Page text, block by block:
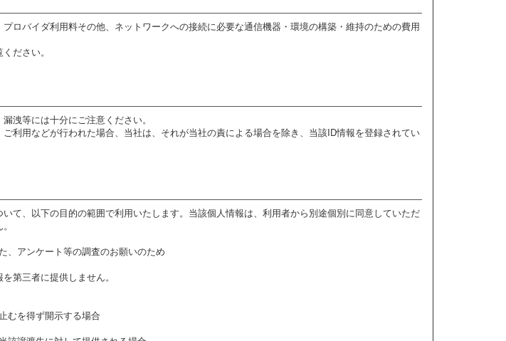
ロバイダ利用料その他、ネットワークへの接続に必要な通信機器・環境の構築・維持のための費用
ださい。
洩等には十分にご注意ください。
利用などが行われた場合、当社は、それが当社の責による場合を除き、当該ID情報を登録されてい
て、以下の目的の範囲で利用いたします。当該個人情報は、利用者から別途個別に同意していただ
、アンケート等の調査のお願いのため
第三者に提供しません。
むを得ず開示する場合